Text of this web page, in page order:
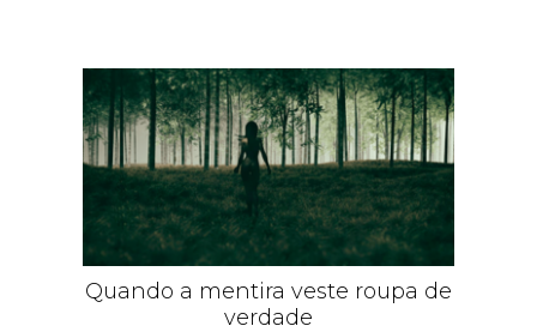
Quando a mentira veste roupa de
verdade